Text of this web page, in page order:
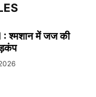
श्मशान में जज की